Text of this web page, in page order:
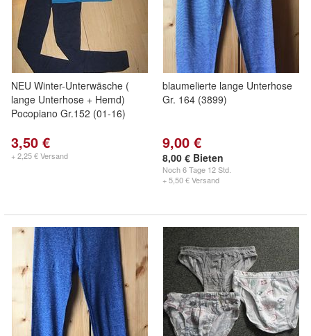
NEU Winter-Unterwäsche (
lange Unterhose + Hemd)
Pocopiano Gr.152 (01-16)
3,50 €
+ 2,25 € Versand
blaumelierte lange Unterhose
Gr. 164 (3899)
9,00 €
8,00 € Bieten
Noch6 Tage 12 Std.
+ 5,50 € Versand